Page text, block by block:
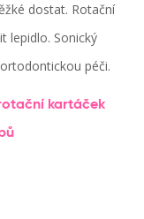
dostat. Rotační
lepidlo. Sonický
péči.
kartáček